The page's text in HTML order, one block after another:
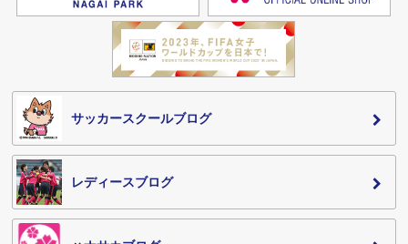
サッカースクールブログ
レディースブログ